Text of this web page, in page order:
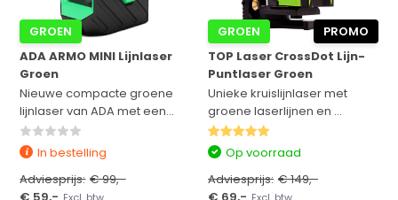
GROEN
ADA ARMO MINI Lijnlaser
Groen
Nieuwe compacte groene
lijnlaser van ADA met een...
In bestelling
Adviesprijs: € 99,-
Excl. btw
GROEN
PROMO
TOP Laser CrossDot Lijn-
Puntlaser Groen
Unieke kruislijnlaser met
groene laserlijnen en ...
Op voorraad
Adviesprijs: € 149,-
Excl. btw